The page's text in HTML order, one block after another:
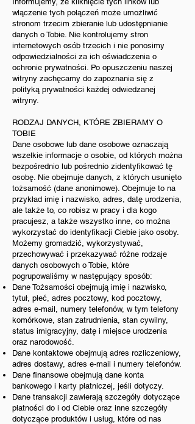
włączenie tych połączeń może umożliwić
stronom trzecim zbieranie lub udostępnianie
danych o Tobie. Nie kontrolujemy stron
internetowych osób trzecich i nie ponosimy
odpowiedzialności za ich oświadczenia o
ochronie prywatności. Po opuszczeniu naszej
witryny zachęcamy do zapoznania się z
polityką prywatności każdej odwiedzanej
witryny.
RODZAJ DANYCH, KTÓRE ZBIERAMY O
TOBIE
Dane osobowe lub dane osobowe oznaczają
wszelkie informacje o osobie, od których można
bezpośrednio lub pośrednio zidentyfikować tę
osobę. Nie obejmuje danych, z których usunięto
tożsamość (dane anonimowe). Obejmuje to na
przykład imię i nazwisko, adres, datę urodzenia,
ale także to, co robisz w pracy i dla kogo
pracujesz, a także wszystko inne, co można
wykorzystać do identyfikacji Ciebie jako osoby.
Możemy gromadzić, wykorzystywać,
przechowywać i przekazywać różne rodzaje
danych osobowych o Tobie, które
pogrupowaliśmy w następujący sposób:
Dane Tożsamości obejmują imię i nazwisko,
tytuł, płeć, adres pocztowy, kod pocztowy,
adres e-mail, numery telefonów, w tym telefony
komórkowe, stan zatrudnienia, stan cywilny,
status imigracyjny, datę i miejsce urodzenia
oraz narodowość.
Dane kontaktowe obejmują adres rozliczeniowy,
adres dostawy, adres e-mail i numery telefonów.
Dane finansowe obejmują dane konta
bankowego i karty płatniczej, jeśli dotyczy.
Dane transakcji zawierają szczegóły dotyczące
płatności do i od Ciebie oraz inne szczegóły
dotyczące produktów i usług, które od nas